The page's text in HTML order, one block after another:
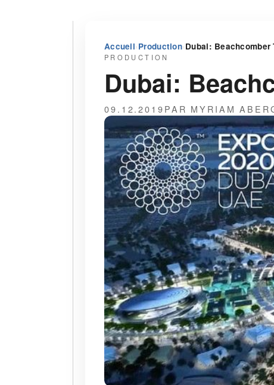
Accueil›Production›Dubai: Beachcomber
PRODUCTION
Dubai:
09.12.2019PAR MYRIAM